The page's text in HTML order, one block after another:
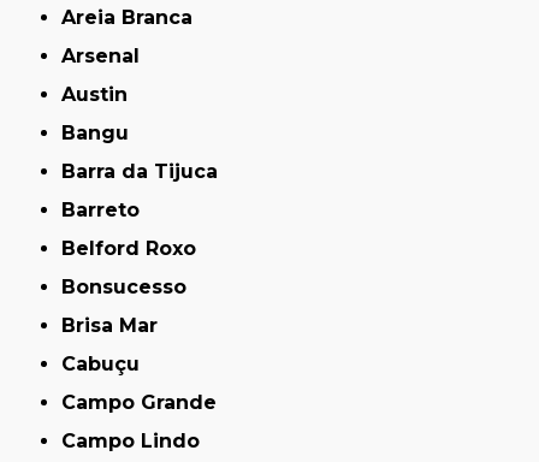
Areia Branca
Arsenal
Austin
Bangu
Barra da Tijuca
Barreto
Belford Roxo
Bonsucesso
Brisa Mar
Cabuçu
Campo Grande
Campo Lindo